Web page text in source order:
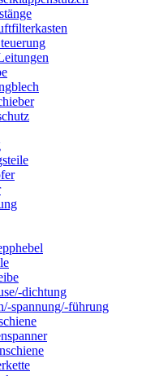
dichtung
spannung/-führung